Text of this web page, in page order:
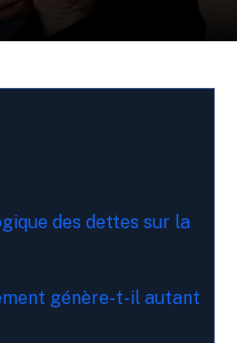
des dettes sur la
génère-t-il autant